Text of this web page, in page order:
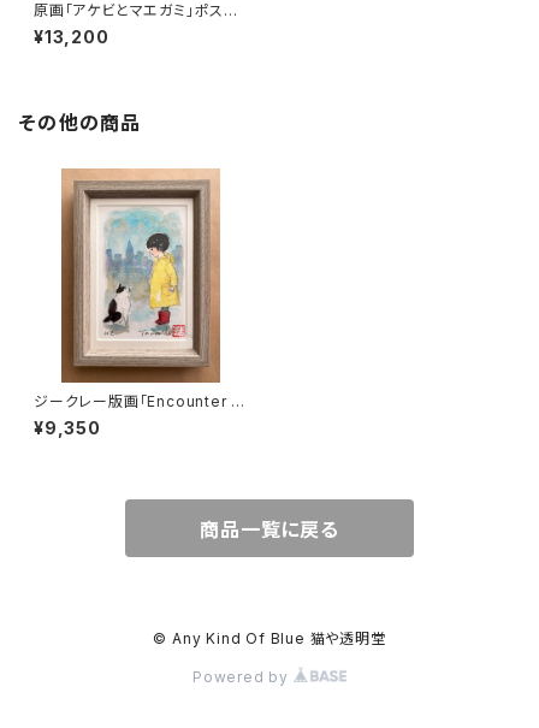
原画「アケビとマエガミ」ポスト
カードサイズ
¥13,200
その他の商品
ジークレー版画「Encounter ~
出逢い」ポストカードサイズ リミ
テッドエディション50
¥9,350
商品一覧に戻る
© Any Kind Of Blue 猫や透明堂
Powered by